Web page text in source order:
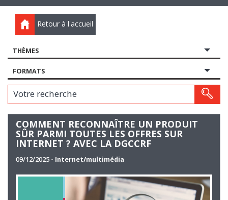
Retour à l'accueil
THÈMES
FORMATS
Votre recherche
COMMENT RECONNAÎTRE UN PRODUIT
SÛR PARMI TOUTES LES OFFRES SUR
INTERNET ? AVEC LA DGCCRF
09/12/2025 - Internet/multimédia